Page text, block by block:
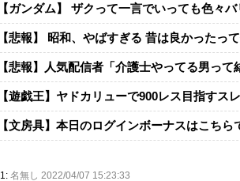
【ガンダム】 ザクって一言でいっても色々
【悲報】 昭和、やばすぎる 昔は良かったっ
【悲報】人気配信者「介護士やってる男っ
【遊戯王】ヤドカリューで900レス目指すスレ
【文房具】本日のログインボーナスはこちら
1: 名無し 2022/04/07 15:23:33